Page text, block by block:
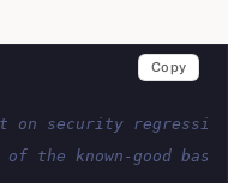
on security regression
the known-good
Copy